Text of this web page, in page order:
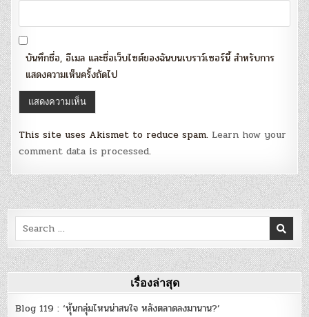
บันทึกชื่อ, อีเมล และชื่อเว็บไซต์ของฉันบนเบราว์เซอร์นี้ สำหรับการ
แสดงความเห็นครั้งถัดไป
This site uses Akismet to reduce spam. Learn how your
comment data is processed.
Search
for:
เรื่องล่าสุด
Blog 119 : ‘หุ้นกลุ่มไหนน่าสนใจ หลังตลาดลงมานาน?’